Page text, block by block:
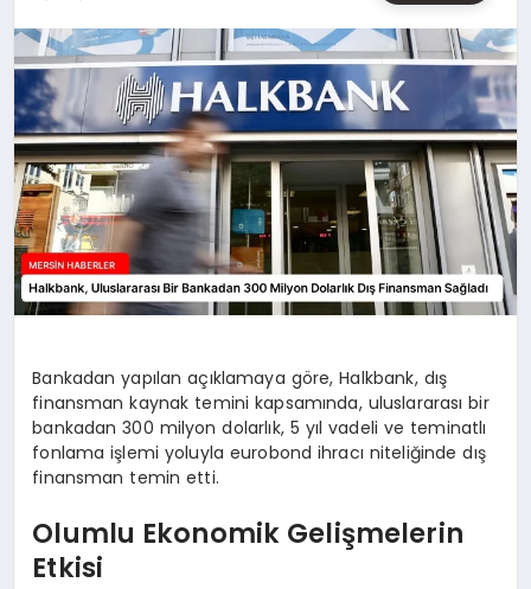
Bankadan yapılan açıklamaya göre, Halkbank, dış
finansman kaynak temini kapsamında, uluslararası bir
bankadan 300 milyon dolarlık, 5 yıl vadeli ve teminatlı
fonlama işlemi yoluyla eurobond ihracı niteliğinde dış
finansman temin etti.
Olumlu Ekonomik Gelişmelerin
Etkisi